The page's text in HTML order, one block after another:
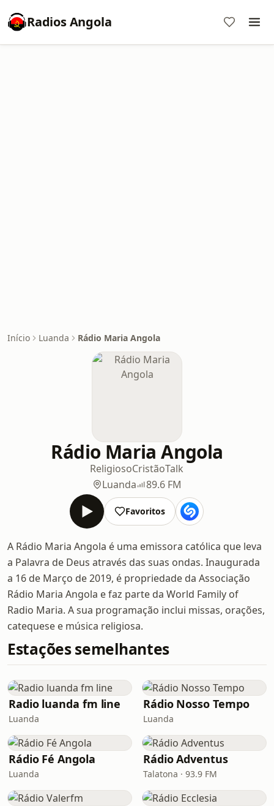
Radios Angola
Início Luanda Rádio Maria Angola
Rádio Maria Angola
ReligiosoCristãoTalk
Luanda
89.6 FM
Favoritos
A Rádio Maria Angola é uma emissora católica que leva
a Palavra de Deus através das suas ondas. Inaugurada
a 16 de Março de 2019, é propriedade da Associação
Rádio Maria Angola e faz parte da World Family of
Radio Maria. A sua programação inclui missas, orações,
catequese e música religiosa.
Estações semelhantes
Radio luanda fm line
Luanda
Rádio Nosso Tempo
Luanda
Rádio Fé Angola
Luanda
Rádio Adventus
Talatona · 93.9 FM